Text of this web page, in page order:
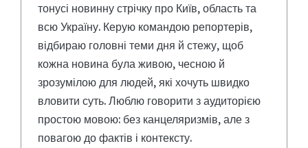
тонусі новинну стрічку про Київ, область та
всю Україну. Керую командою репортерів,
відбираю головні теми дня й стежу, щоб
кожна новина була живою, чесною й
зрозумілою для людей, які хочуть швидко
вловити суть. Люблю говорити з аудиторією
простою мовою: без канцеляризмів, але з
повагою до фактів і контексту.